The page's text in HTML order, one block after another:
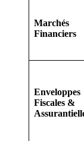
Marchés
Financiers
Enveloppes
Fiscales &